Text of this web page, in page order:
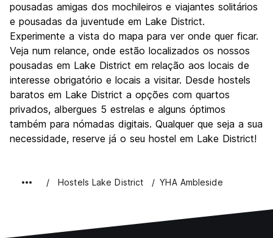
Custo-beneficio
7.9
pousadas amigas dos mochileiros e viajantes solitários
e pousadas da juventude em Lake District.
Experimente a vista do mapa para ver onde quer ficar.
Veja num relance, onde estão localizados os nossos
pousadas em Lake District em relação aos locais de
interesse obrigatório e locais a visitar. Desde hostels
baratos em Lake District a opções com quartos
privados, albergues 5 estrelas e alguns óptimos
também para nómadas digitais. Qualquer que seja a sua
necessidade, reserve já o seu hostel em Lake District!
Hostels Lake District YHA Ambleside